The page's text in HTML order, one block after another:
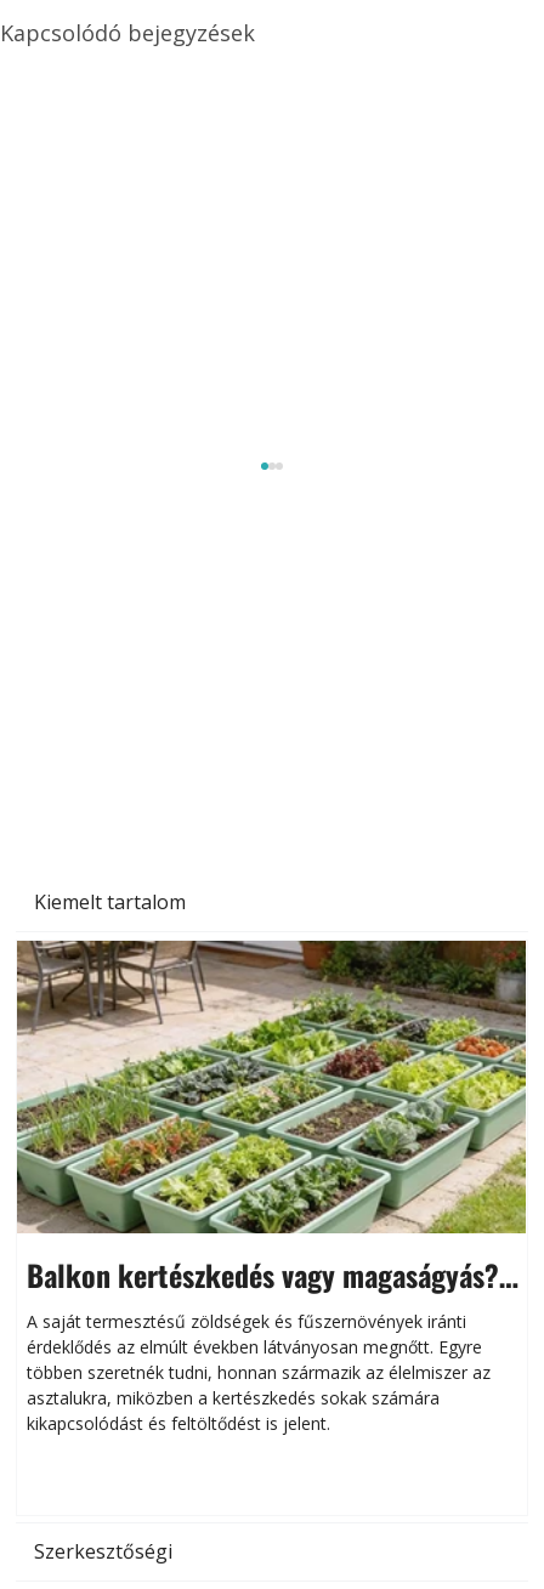
Kiemelt tartalom
Balkon kertészkedés vagy magaságyás?
Helytakarékos kertészkedés
A saját termesztésű zöldségek és fűszernövények iránti
érdeklődés az elmúlt években látványosan megnőtt. Egyre
többen szeretnék tudni, honnan származik az élelmiszer az
asztalukra, miközben a kertészkedés sokak számára
kikapcsolódást és feltöltődést is jelent.
Szerkesztőségi
Kapcsolódó bejegyzések